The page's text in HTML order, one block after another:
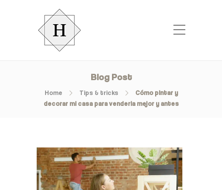
Blog Post
Home Tips & tricks
Cómo pintar y
decorar mi casa para venderla mejor y antes